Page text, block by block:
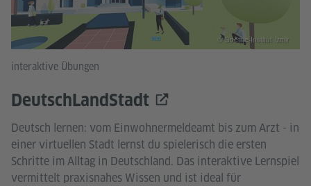
interaktive Übungen
DeutschLandStadt
Deutsch lernen: vom Einwohnermeldeamt bis zum Arzt - in
einer virtuellen Stadt lernst du spielerisch die ersten
Schritte im Alltag in Deutschland. Das interaktive Lernspiel
vermittelt praxisnahes Wissen und ist ideal für
© Goethe-Institut Izmir